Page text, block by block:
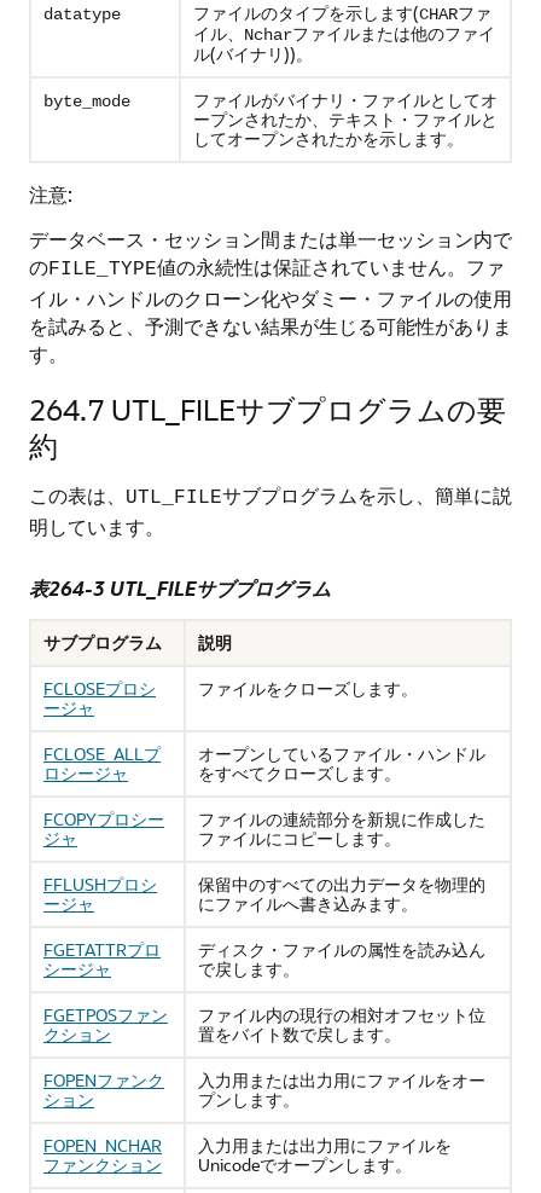
datatype ファイルのタイプを示します(CHARファ
イル、
Ncharファイルまたは他のファイ
ル(バイナリ))。
byte_mode
ファイルがバイナリ・ファイルとしてオ
ープンされたか、テキスト・ファイルと
してオープンされたかを示します。
注意:
データベース・セッション間または単一セッション内で
のFILE_TYPE値の永続性は保証されていません。ファ
イル・ハンドルのクローン化やダミー・ファイルの使用
を試みると、予測できない結果が生じる可能性がありま
す。
264.7 UTL_FILEサブプログラムの要
約
この表は、 UTL_FILEサブプログラムを示し、簡単に説
明しています。
表264-3 UTL_FILEサブプログラム
サブプログラム
説明
FCLOSEプロシ
ージャ
ファイルをクローズします。
FCLOSE_ALLプ
ロシージャ
オープンしているファイル・ハンドル
をすべてクローズします。
FCOPYプロシー
ジャ
ファイルの連続部分を新規に作成した
ファイルにコピーします。
FFLUSHプロシ
ージャ
保留中のすべての出力データを物理的
にファイルへ書き込みます。
FGETATTRプロ
シージャ
ディスク・ファイルの属性を読み込ん
で戻します。
FGETPOSファン
クション
ファイル内の現行の相対オフセット位
置をバイト数で戻します。
FOPENファンク
ション
入力用または出力用にファイルをオー
プンします。
FOPEN_NCHAR
ファンクション
入力用または出力用にファイルを
Unicodeでオープンします。